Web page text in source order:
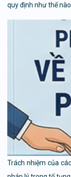
quy định như thế
Trách nhiệm của